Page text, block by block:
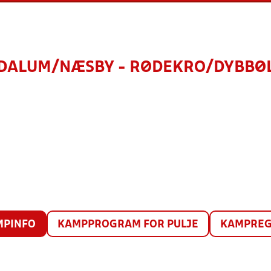
NÆSBY - RØDEKRO/
KAMPPROGRAM FOR PULJE